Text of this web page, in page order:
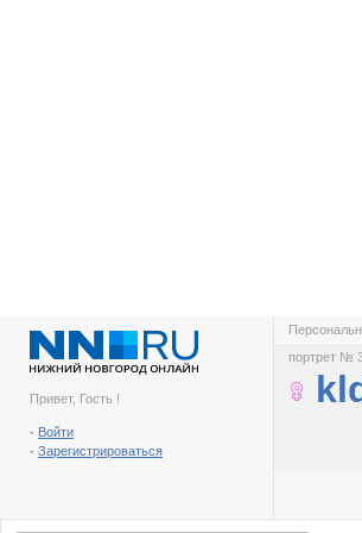
Привет, Гость !
- Войти
- Зарегистрироваться
портрет №